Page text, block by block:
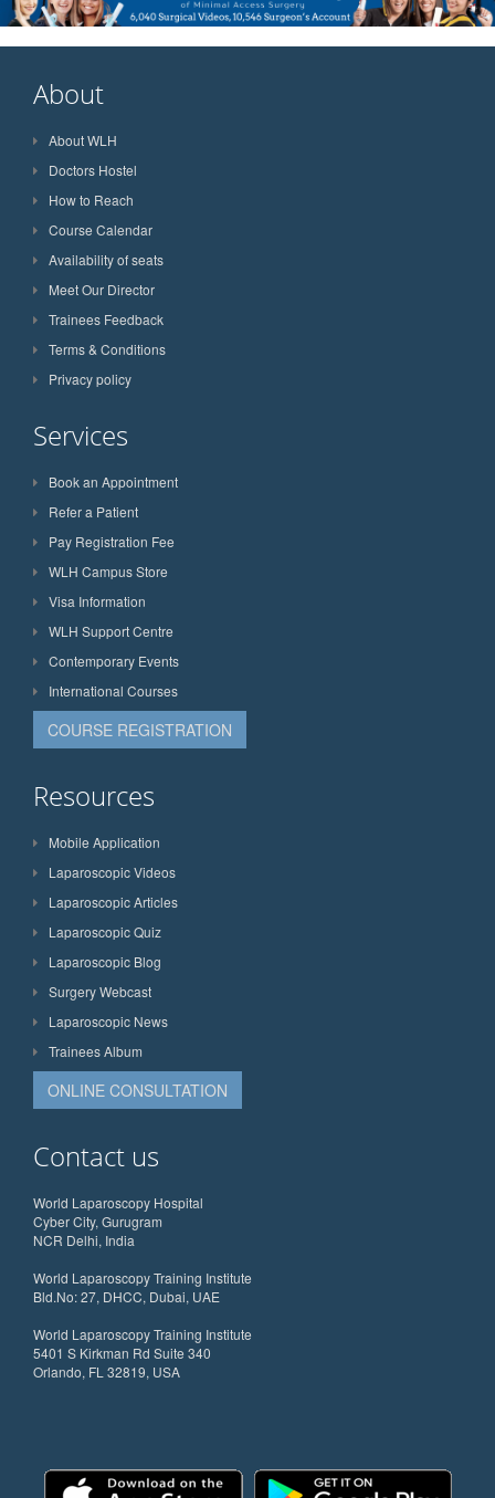
About
About WLH
Doctors Hostel
How to Reach
Course Calendar
Availability of seats
Meet Our Director
Trainees Feedback
Terms & Conditions
Privacy policy
Services
Book an Appointment
Refer a Patient
Pay Registration Fee
WLH Campus Store
Visa Information
WLH Support Centre
Contemporary Events
International Courses
COURSE REGISTRATION
Resources
Mobile Application
Laparoscopic Videos
Laparoscopic Articles
Laparoscopic Quiz
Laparoscopic Blog
Surgery Webcast
Laparoscopic News
Trainees Album
ONLINE CONSULTATION
Contact us
World Laparoscopy Hospital
Cyber City, Gurugram
NCR Delhi, India
World Laparoscopy Training Institute
Bld.No: 27, DHCC, Dubai, UAE
World Laparoscopy Training Institute
5401 S Kirkman Rd Suite 340
Orlando, FL 32819, USA